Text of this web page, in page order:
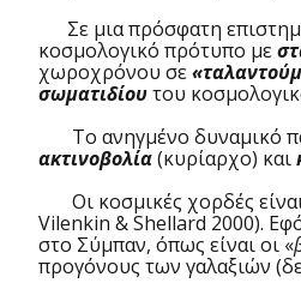
Σε μια πρόσφατη
κοσμολογικό πρότυπο με
χωροχρόνου σε
σωματιδίουτου
Το ανηγμένο δυναμικό
ακτινοβολία(κυρίαρχο) και
Οι κοσμικές χορδές
Vilenkin & Shellard 2000).
στο Σύμπαν, όπως είναι οι «
προγόνους των γαλαξιών